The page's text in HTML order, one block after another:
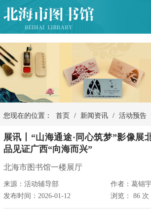
您现在的位置： 首页 / 新闻资讯 / 活动预告
展讯丨“山海通途·同心筑梦”影像展
品见证广西“向海而兴”
北海市图书馆一楼展厅
来源：活动辅导部
作者：葛锦宇
发布时间：2026-01-12
浏览： 86 次